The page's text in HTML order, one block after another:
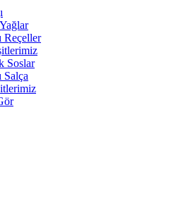
Reçeller
Soslar
Salça